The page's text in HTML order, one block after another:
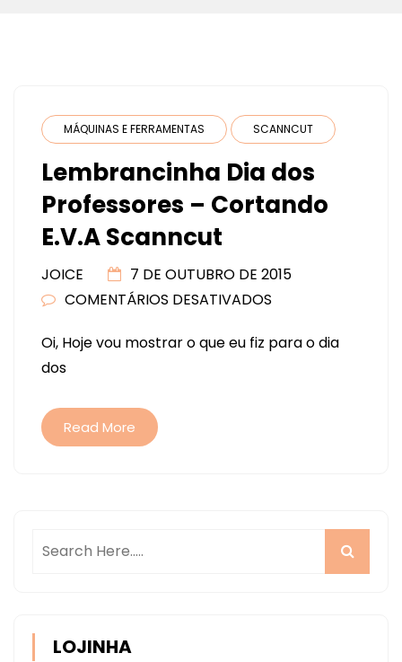
MÁQUINAS E FERRAMENTAS SCANNCUT
Lembrancinha Dia dos
Professores – Cortando
E.V.A Scanncut
JOICE
7 DE OUTUBRO DE 2015
COMENTÁRIOS DESATIVADOS
DIA
Oi, Hoje vou mostrar o que eu fiz para o dia
dos
Read More
LOJINHA